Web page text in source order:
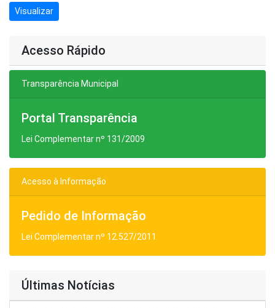
Visualizar
Acesso Rápido
Transparência Municipal
Portal Transparência
Lei Complementar nº 131/2009
Acesso à Informação
Pedido de Informação
Lei Complementar nº 12.527/2011
Últimas Notícias